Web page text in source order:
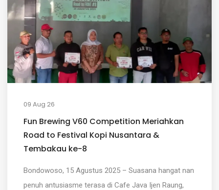
09 Aug 26
Fun Brewing V60 Competition Meriahkan
Road to Festival Kopi Nusantara &
Tembakau ke-8
Bondowoso, 15 Agustus 2025 – Suasana hangat nan
penuh antusiasme terasa di Cafe Java Ijen Raung,